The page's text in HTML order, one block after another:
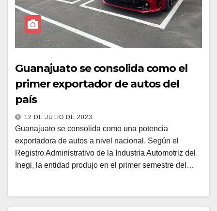
Guanajuato se consolida como el
primer exportador de autos del
país
12 DE JULIO DE 2023
Guanajuato se consolida como una potencia
exportadora de autos a nivel nacional. Según el
Registro Administrativo de la Industria Automotriz del
Inegi, la entidad produjo en el primer semestre del…